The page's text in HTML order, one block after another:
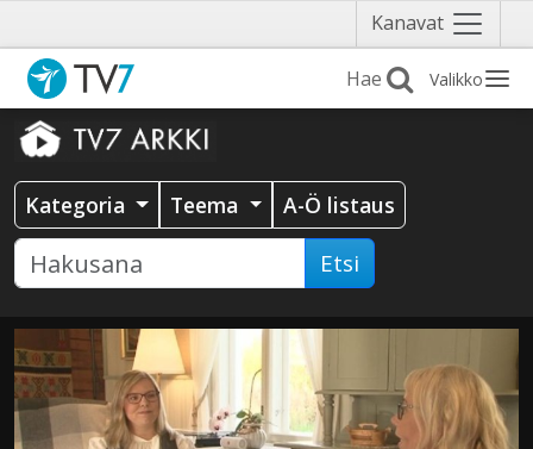
Kanavat Näytä
valikko
Valikko
Kategoria Teema A-Ö listaus
Etsi